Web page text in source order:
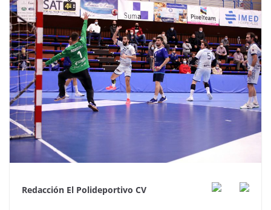
Redacción El Polideportivo CV